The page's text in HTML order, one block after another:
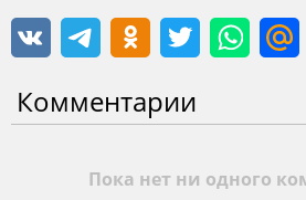
Комментарии
Пока нет ни одного